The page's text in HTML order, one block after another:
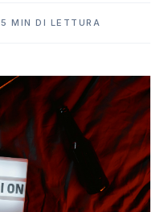
5 MIN DI LETTURA